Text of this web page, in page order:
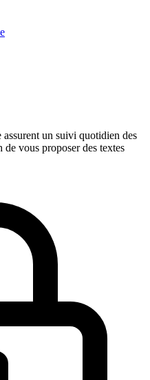
un suivi quotidien des
vous proposer des textes